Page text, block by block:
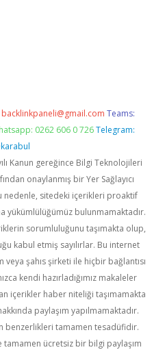
backlinkpaneli@gmail.com Teams:
0262 606 0 726 Telegram:
Kanun gereğince Bilgi Teknolojileri
onaylanmış bir Yer Sağlayıcı
nedenle, sitedeki içerikleri proaktif
yükümlülüğümüz bulunmamaktadır.
sorumluluğunu taşımakta olup,
kabul etmiş sayılırlar. Bu internet
şahıs şirketi ile hiçbir bağlantısı
kendi hazırladığımız makaleler
içerikler haber niteliği taşımamakta
paylaşım yapılmamaktadır.
benzerlikleri tamamen tesadüfidir.
tamamen ücretsiz bir bilgi paylaşım